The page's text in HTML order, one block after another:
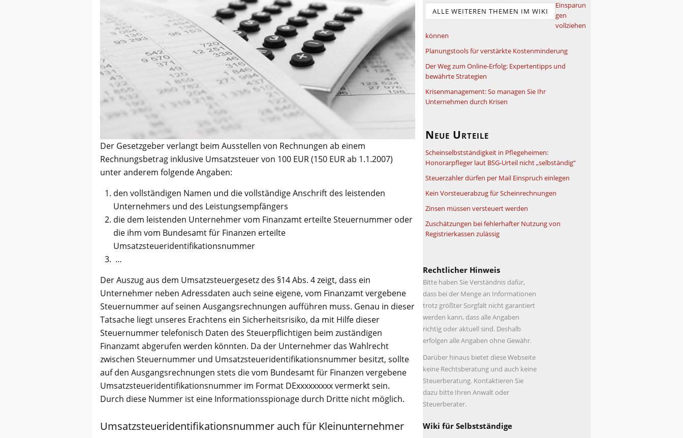
Der Gesetzgeber verlangt beim Ausstellen von Rechnungen ab einem
Rechnungsbetrag inklusive Umsatzsteuer von 100 EUR (150 EUR ab 1.1.2007)
unter anderem folgende Angaben:
den vollständigen Namen und die vollständige Anschrift des leistenden
Unternehmers und des Leistungsempfängers
die dem leistenden Unternehmer vom Finanzamt erteilte Steuernummer oder
die ihm vom Bundesamt für Finanzen erteilte
Umsatzsteueridentifikationsnummer
…
Der Auszug aus dem Umsatzsteuergesetz des §14 Abs. 4 zeigt, dass ein
Unternehmer neben Adressdaten auch seine eigene, vom Finanzamt vergebene
Steuernummer auf seinen Ausgangsrechnungen aufführen muss. Genau in dieser
Tatsache liegt unseres Erachtens ein Sicherheitsrisiko, da mit Hilfe dieser
Steuernummer telefonisch Daten des Steuerpflichtigen beim zuständigen
Finanzamt abgerufen werden könnten. Da der Unternehmer das Wahlrecht
zwischen Steuernummer und Umsatzsteueridentifikationsnummer besitzt, sollte
auf den Ausgangsrechnungen stets die vom Bundesamt für Finanzen vergebene
Umsatzsteueridentifikationsnummer im Format DExxxxxxxxx vermerkt sein.
Durch diese Nummer ist eine Informationsspionage durch Dritte nicht möglich.
Umsatzsteueridentifikationsnummer auch für Kleinunternehmer
ALLE WEITEREN THEMEN IM WIKI
Einsparun
gen
vollziehen
können
Planungstools für verstärkte Kostenminderung
Der Weg zum Online-Erfolg: Expertentipps und
bewährte Strategien
Krisenmanagement: So managen Sie Ihr
Unternehmen durch Krisen
Neue Urteile
Scheinselbstständigkeit in Pflegeheimen:
Honorarpfleger laut BSG-Urteil nicht „selbständig“
Steuerzahler dürfen per Mail Einspruch einlegen
Kein Vorsteuerabzug für Scheinrechnungen
Zinsen müssen versteuert werden
Zuschätzungen bei fehlerhafter Nutzung von
Registrierkassen zulässig
Rechtlicher Hinweis
Bitte haben Sie Verständnis dafür,
dass bei der Menge an Informationen
trotz größter Sorgfalt nicht garantiert
werden kann, dass alle Angaben
richtig oder aktuell sind. Deshalb
erfolgen alle Angaben ohne Gewähr.
Darüber hinaus bietet diese Webseite
keine Rechtsberatung und auch keine
Steuerberatung. Kontaktieren Sie
dazu bitte Ihren Anwalt oder
Steuerberater.
Wiki für Selbstständige